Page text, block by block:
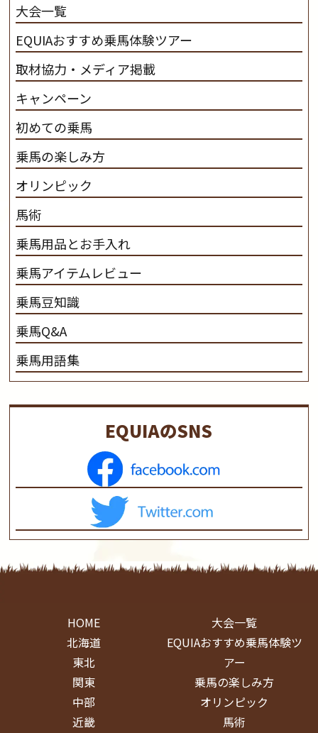
ンプ乗馬クラブ九州のツアー情報はこちら
大会一覧
EQUIAおすすめ乗馬体験ツアー
取材協力・メディア掲載
キャンペーン
初めての乗馬
乗馬の楽しみ方
オリンピック
馬術
乗馬用品とお手入れ
乗馬アイテムレビュー
乗馬豆知識
乗馬Q&A
乗馬用語集
EQUIAのSNS
HOME
北海道
東北
関東
中部
近畿
大会一覧
EQUIAおすすめ乗馬体験ツ
アー
乗馬の楽しみ方
オリンピック
馬術